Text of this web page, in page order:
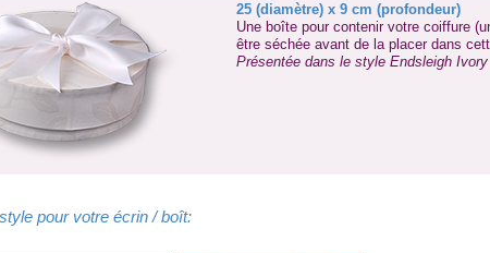
25 (diamètre) x 9 cm (profondeur)
Une boîte pour contenir votre coiffure
être séchée avant de la placer dans
Présentée dans le style Endsleigh Ivory
pour votre écrin / boît: